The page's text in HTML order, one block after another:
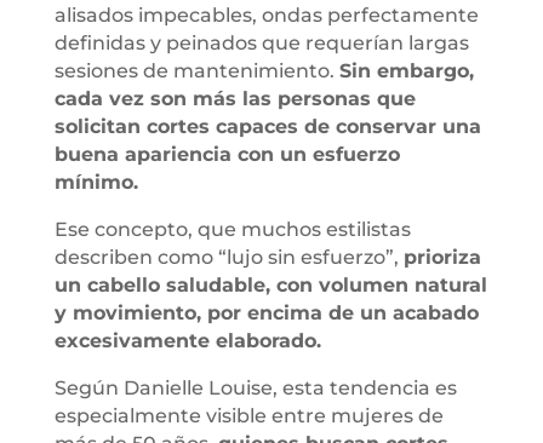
alisados impecables, ondas perfectamente
definidas y peinados que requerían largas
sesiones de mantenimiento. Sin embargo,
cada vez son más las personas que
solicitan cortes capaces de conservar una
buena apariencia con un esfuerzo
mínimo.
Ese concepto, que muchos estilistas
describen como “lujo sin esfuerzo”, prioriza
un cabello saludable, con volumen natural
y movimiento, por encima de un acabado
excesivamente elaborado.
Según Danielle Louise, esta tendencia es
especialmente visible entre mujeres de